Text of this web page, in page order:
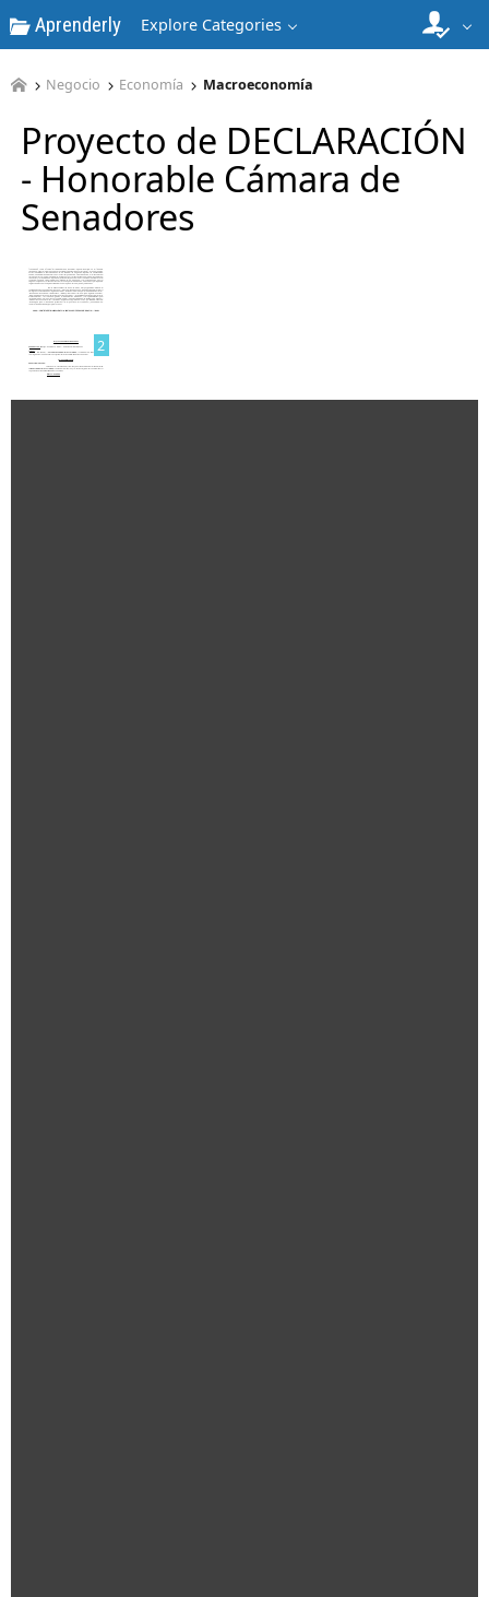
Aprenderly Explore Categories
Negocio Economía Macroeconomía
Proyecto de DECLARACIÓN
- Honorable Cámara de
Senadores
2